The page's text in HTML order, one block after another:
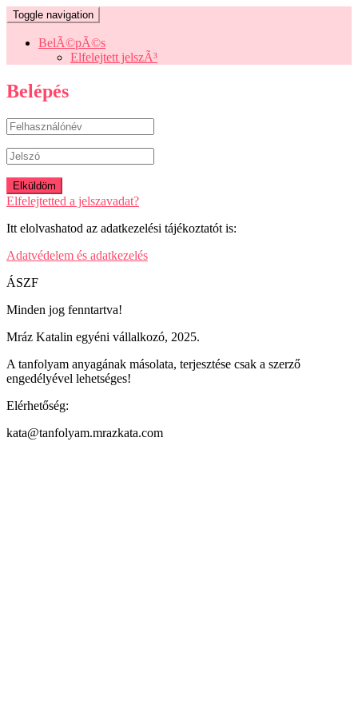
Toggle navigation
BelÃ©pÃ©s
Elfelejtett jelszÃ³
Belépés
Elfelejtetted a jelszavadat?
Itt elolvashatod az adatkezelési tájékoztatót is:
Adatvédelem és adatkezelés
ÁSZF
Minden jog fenntartva!
Mráz Katalin egyéni vállalkozó, 2025.
A tanfolyam anyagának másolata, terjesztése csak a szerző
engedélyével lehetséges!
Elérhetőség:
kata@tanfolyam.mrazkata.com